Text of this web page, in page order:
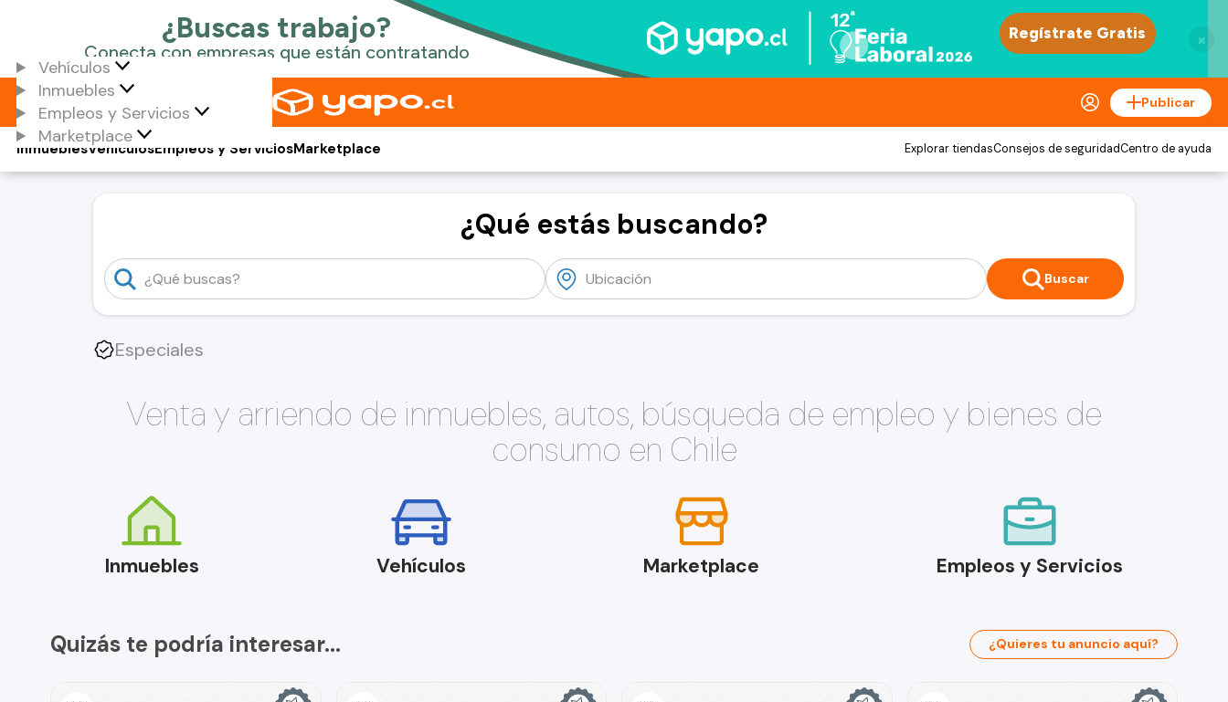
×
Vehículos
Inmuebles
Empleos y Servicios
Marketplace
Publicar
Vehículos
Inmuebles Empleos y ServiciosMarketplace Explorar tiendasConsejos de seguridadCentro de ayuda
¿Qué estás buscando?
Buscar
Especiales
Venta y arriendo de inmuebles, autos, búsqueda de empleo y bienes de
consumo en Chile
Inmuebles Vehículos Marketplace Empleos y Servicios
Quizás te podría interesar... ¿Quieres tu anuncio aquí?